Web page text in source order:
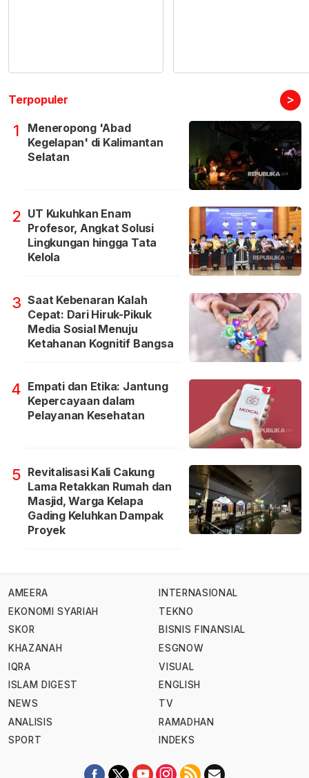
Terpopuler >
1
Meneropong 'Abad
Kegelapan' di Kalimantan
Selatan
2 UT Kukuhkan Enam
Profesor, Angkat Solusi
Lingkungan hingga Tata
Kelola
3 Saat Kebenaran Kalah
Cepat: Dari Hiruk-Pikuk
Media Sosial Menuju
Ketahanan Kognitif Bangsa
4 Empati dan Etika: Jantung
Kepercayaan dalam
Pelayanan Kesehatan
5 Revitalisasi Kali Cakung
Lama Retakkan Rumah dan
Masjid, Warga Kelapa
Gading Keluhkan Dampak
Proyek
AMEERA
EKONOMI SYARIAH
SKOR
KHAZANAH
IQRA
ISLAM DIGEST
NEWS
ANALISIS
SPORT
INTERNASIONAL
TEKNO
BISNIS FINANSIAL
ESGNOW
VISUAL
ENGLISH
TV
RAMADHAN
INDEKS